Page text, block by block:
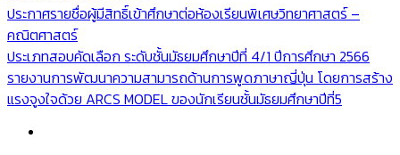
แนะแนว
เรื่อง
ประกาศรายชื่อผู้มีสิทธิ์เข้าศึกษาต่อห้องเรียนพิเศษวิทยาศาสตร์ –
คณิตศาสตร์
ประเภทสอบคัดเลือก ระดับชั้นมัธยมศึกษาปีที่ 4/1 ปีการศึกษา 2566
รายงานการพัฒนาความสามารถด้านการพูดภาษาญี่ปุ่น โดยการสร้าง
แรงจูงใจด้วย ARCS MODEL ของนักเรียนชั้นมัธยมศึกษาปีที่5